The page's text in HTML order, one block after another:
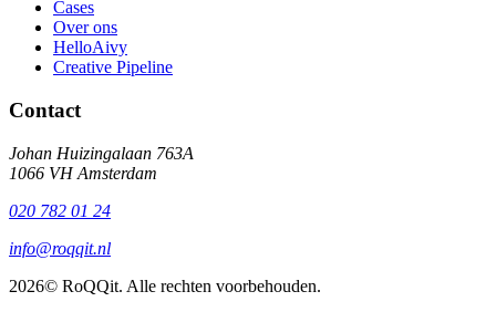
Cases
Over ons
HelloAivy
Creative Pipeline
Contact
Johan Huizingalaan 763A
1066 VH Amsterdam
020 782 01 24
info@roqqit.nl
2026© RoQQit. Alle rechten voorbehouden.